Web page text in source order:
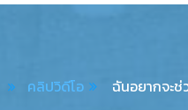
คลิปวิดีโอ ฉันอยากจะ